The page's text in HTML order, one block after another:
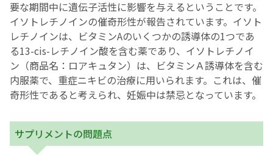
要な期間中に遺伝子活性に影響を与えるということです。
イソトレチノインの催奇形性が報告されています。イソト
レチノインは、ビタミンAのいくつかの誘導体の1つであ
る13-cis-レチノイン酸を含む薬であり、イソトレチノイ
ン（商品名：ロアキュタン）は、ビタミンＡ誘導体を含む
内服薬で、重症ニキビの治療に用いられます。これは、催
奇形性であると考えられ、妊娠中は禁忌となっています。
サプリメントの問題点